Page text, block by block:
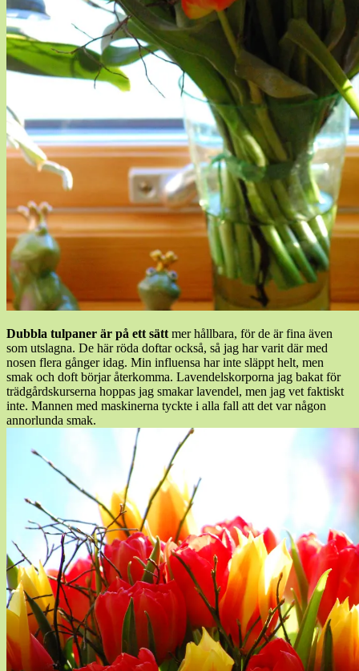
Dubbla tulpaner är på ett sätt mer hållbara, för de är fina även
som utslagna. De här röda doftar också, så jag har varit där med
nosen flera gånger idag. Min influensa har inte släppt helt, men
smak och doft börjar återkomma. Lavendelskorporna jag bakat för
trädgårdskurserna hoppas jag smakar lavendel, men jag vet faktiskt
inte. Mannen med maskinerna tyckte i alla fall att det var någon
annorlunda smak.